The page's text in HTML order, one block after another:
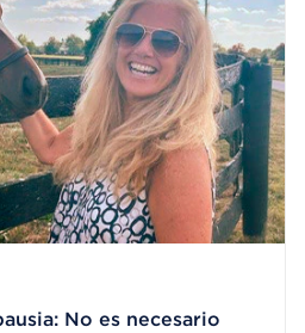
No es necesario